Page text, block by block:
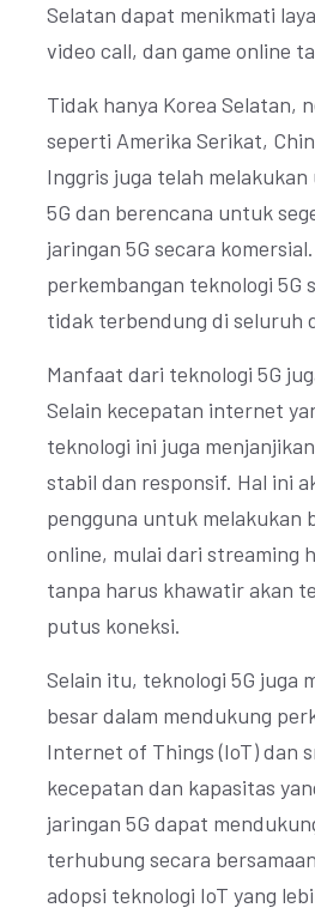
Selatan dapat menikmati
video call, dan game online
Tidak hanya Korea Selatan,
seperti Amerika Serikat,
Inggris juga telah
5G dan berencana untuk
jaringan 5G secara
perkembangan teknologi 5G
tidak terbendung di seluruh
Manfaat dari teknologi 5G
Selain kecepatan internet
teknologi ini juga
stabil dan responsif. Hal ini
pengguna untuk melakukan
online, mulai dari streaming
tanpa harus khawatir akan
putus koneksi.
Selain itu, teknologi 5G juga
besar dalam mendukung
Internet of Things (IoT) dan
kecepatan dan kapasitas
jaringan 5G dapat
terhubung secara
adopsi teknologi IoT yang